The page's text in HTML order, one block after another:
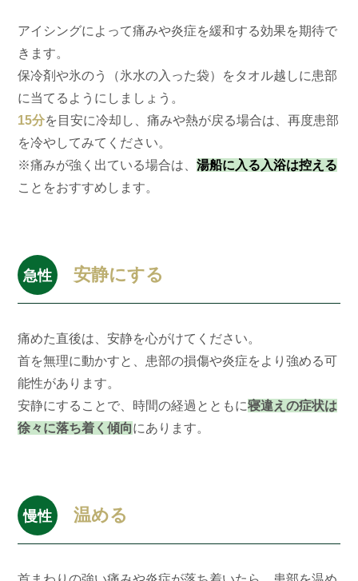
アイシングによって痛みや炎症を緩和する効果を期待で
きます。
保冷剤や氷のう（氷水の入った袋）をタオル越しに患部
に当てるようにしましょう。
15分を目安に冷却し、痛みや熱が戻る場合は、再度患部
を冷やしてみてください。
※痛みが強く出ている場合は、湯船に入る入浴は控える
ことをおすすめします。
急性 安静にする
痛めた直後は、安静を心がけてください。
首を無理に動かすと、患部の損傷や炎症をより強める可
能性があります。
安静にすることで、時間の経過とともに寝違えの症状は
徐々に落ち着く傾向にあります。
慢性 温める